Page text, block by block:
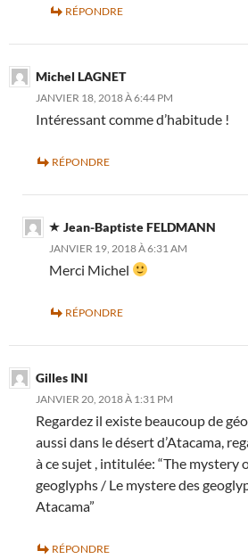
RÉPONDRE
Michel LAGNET
JANVIER 18, 2018 À 6:44 PM
Intéressant comme d’habitude !
RÉPONDRE
Jean-Baptiste FELDMANN
JANVIER 19, 2018 À 6:31 AM
Merci Michel
RÉPONDRE
Gilles INI
JANVIER 20, 2018 À 1:31 PM
Regardez il existe beaucoup de
aussi dans le désert d’Atacama,
à ce sujet , intitulée: “The mystery
geoglyphs / Le mystere des
Atacama”
RÉPONDRE